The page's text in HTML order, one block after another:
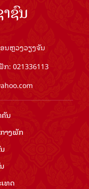
ຊົນ
ນຫຼວງວຽງຈັນ
ກ: 021336113
ນ​
າງ​ພັກ
ທດ